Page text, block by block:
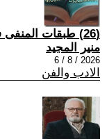
(26) طبقات المنفى في أعمال بهرم حاجو
منير المجيد
2026 / 8 / 6
الادب والفن